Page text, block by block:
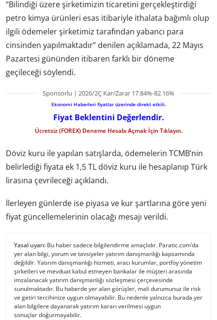
“Bilindiği üzere şirketimizin ticaretini gerçekleştirdiği
petro kimya ürünleri esas itibariyle ithalata bağımlı olup
ilgili ödemeler şirketimiz tarafından yabancı para
cinsinden yapılmaktadır” denilen açıklamada, 22 Mayıs
Pazartesi gününden itibaren farklı bir döneme
geçileceği söylendi.
Sponsorlu | 2026/2Ç Kar/Zarar 17.84%-82.16%
Ekonomi Haberleri fiyatlar üzerinde direkt etkili.
Fiyat Beklentini Değerlendir.
Ücretsiz (FOREX) Deneme Hesabı Açmak İçin Tıklayın.
Döviz kuru ile yapılan satışlarda, ödemelerin TCMB’nin
belirlediği fiyata ek 1,5 TL döviz kuru ile hesaplanıp Türk
lirasına çevrileceği açıklandı.
İlerleyen günlerde ise piyasa ve kur şartlarına göre yeni
fiyat güncellemelerinin olacağı mesajı verildi.
Yasal uyarı: Bu haber sadece bilgilendirme amaçlıdır. Paratic.com’da
yer alan bilgi, yorum ve tavsiyeler yatırım danışmanlığı kapsamında
değildir. Yatırım danışmanlığı hizmeti, aracı kurumlar, portföy yönetim
şirketleri ve mevduat kabul etmeyen bankalar ile müşteri arasında
imzalanacak yatırım danışmanlığı sözleşmesi çerçevesinde
sunulmaktadır. Bu haberde yer alan görüşler, mali durumunuz ile risk
ve getiri tercihinize uygun olmayabilir. Bu nedenle yalnızca burada yer
alan bilgilere dayanarak yatırım kararı verilmesi uygun
sonuçlar doğurmayabilir.